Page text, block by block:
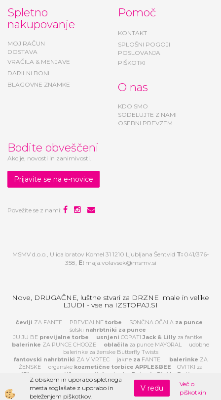
Spletno
nakupovanje
MOJ RAČUN
DOSTAVA
VRAČILA & MENJAVE
DARILNI BONI
BLAGOVNE ZNAMKE
Pomoč
KONTAKT
SPLOŠNI POGOJI
POSLOVANJA
PIŠKOTKI
O nas
KDO SMO
SODELUJTE Z NAMI
OSEBNI PREVZEM
Bodite obveščeni
Akcije, novosti in zanimivosti.
Prijavite se na e-novice
Povežite se z nami:
MSMV d.o.o., Ulica bratov Komel 31 1210 Ljubljana Šentvid T:041/376-
358, E: maja.volavsek@msmv.si
Nove, DRUGAČNE, luštne stvari za DRZNE male in velike
LJUDI - vse na IZSTOPAJ.SI
čevlji ZA FANTE PREVIJALNE torbe SONČNA OČALA za punce
šolski nahrbtniki za punce
JU JU BE previjalne torbe usnjeni COPATI Jack & Lillyza fantke
balerinke ZA PUNCE CHOOZE oblačila za punce MAYORAL
udobne
balerinke za ženske Butterfly Twists
fantovski nahrbtniki ZA V VRTEC jaknezaFANTE balerinke ZA
ŽENSKE
organske kozmetične torbice APPLE&BEE
OVITKI za
IPhone
prestižne previjalne torbe Petunia Pickle Bottom
Izdelava spletne trgovine
Z obiskom in uporabo spletnega
mesta soglašate z uporabo in
beleženjem piškotkov.
V redu
Več o
piškotkih